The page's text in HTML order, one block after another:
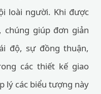
loài người. Khi được
chúng giúp đơn giản
độ, sự đồng thuận,
các thiết kế giao
lý các biểu tượng này